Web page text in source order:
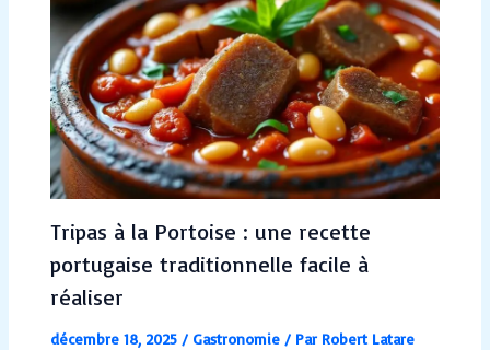
Tripas à la Portoise : une recette
portugaise traditionnelle facile à
réaliser
décembre 18, 2025 / Gastronomie/ Par Robert Latare